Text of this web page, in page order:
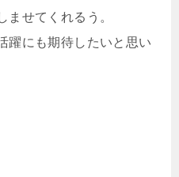
ませてくれるう。
躍にも期待したいと思い